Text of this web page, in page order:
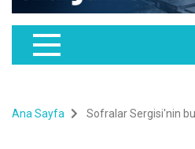
Ana Sayfa Sofralar Sergisi'nin bu